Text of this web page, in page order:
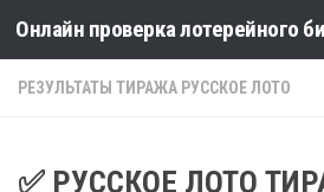
Skip to content
РЕЗУЛЬТАТЫ ТИРАЖА РУССКОЕ ЛОТО
✅ РУССКОЕ ЛОТО